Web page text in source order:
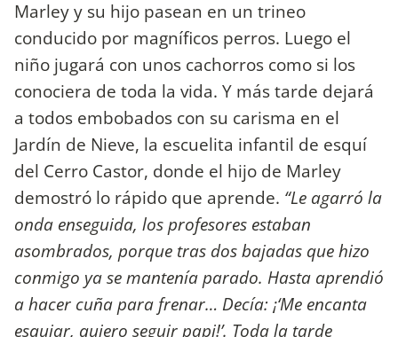
Marley y su hijo pasean en un trineo
conducido por magníficos perros. Luego el
niño jugará con unos cachorros como si los
conociera de toda la vida. Y más tarde dejará
a todos embobados con su carisma en el
Jardín de Nieve, la escuelita infantil de esquí
del Cerro Castor, donde el hijo de Marley
demostró lo rápido que aprende. “Le agarró la
onda enseguida, los profesores estaban
asombrados, porque tras dos bajadas que hizo
conmigo ya se mantenía parado. Hasta aprendió
a hacer cuña para frenar… Decía: ¡‘Me encanta
esquiar, quiero seguir papi!’. Toda la tarde